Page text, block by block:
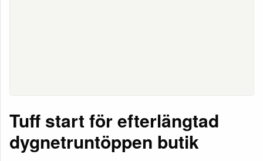
Tuff start för efterlängtad
dygnetruntöppen butik